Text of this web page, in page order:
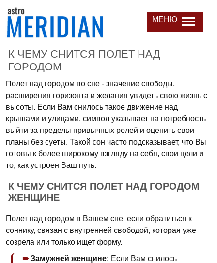
МЕНЮ
К ЧЕМУ СНИТСЯ ПОЛЕТ НАД
ГОРОДОМ
Полет над городом во сне - значение свободы,
расширения горизонта и желания увидеть свою жизнь с
высоты. Если Вам снилось такое движение над
крышами и улицами, символ указывает на потребность
выйти за пределы привычных ролей и оценить свои
планы без суеты. Такой сон часто подсказывает, что Вы
готовы к более широкому взгляду на себя, свои цели и
то, как устроен Ваш путь.
К ЧЕМУ СНИТСЯ ПОЛЕТ НАД ГОРОДОМ
ЖЕНЩИНЕ
Полет над городом в Вашем сне, если обратиться к
соннику, связан с внутренней свободой, которая уже
созрела или только ищет форму.
Замужней женщине: Если Вам снилось